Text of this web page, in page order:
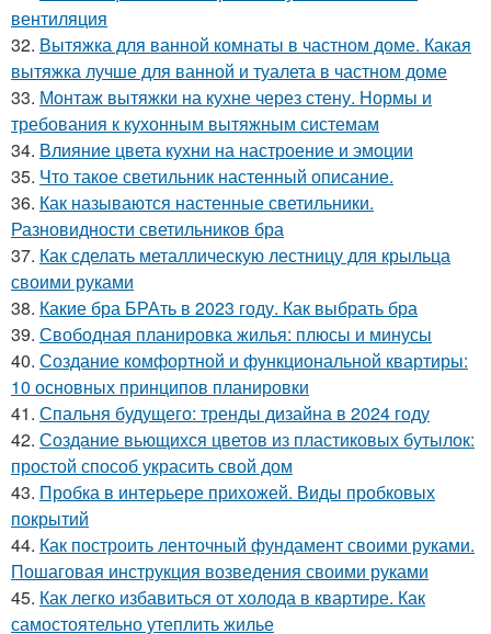
вентиляция
32. Вытяжка для ванной комнаты в частном доме. Какая
вытяжка лучше для ванной и туалета в частном доме
33. Монтаж вытяжки на кухне через стену. Нормы и
требования к кухонным вытяжным системам
34. Влияние цвета кухни на настроение и эмоции
35. Что такое светильник настенный описание.
36. Как называются настенные светильники.
Разновидности светильников бра
37. Как сделать металлическую лестницу для крыльца
своими руками
38. Какие бра БРАть в 2023 году. Как выбрать бра
39. Свободная планировка жилья: плюсы и минусы
40. Создание комфортной и функциональной квартиры:
10 основных принципов планировки
41. Спальня будущего: тренды дизайна в 2024 году
42. Создание вьющихся цветов из пластиковых бутылок:
простой способ украсить свой дом
43. Пробка в интерьере прихожей. Виды пробковых
покрытий
44. Как построить ленточный фундамент своими руками.
Пошаговая инструкция возведения своими руками
45. Как легко избавиться от холода в квартире. Как
самостоятельно утеплить жилье